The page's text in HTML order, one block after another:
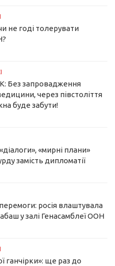
не годі толерувати
Без запровадження
через півстоліття
буде забути!
«мирні плани»
замість дипломатії
росія влаштувала
у залі Генасамблеї ООН
ганчірки»: ще раз до